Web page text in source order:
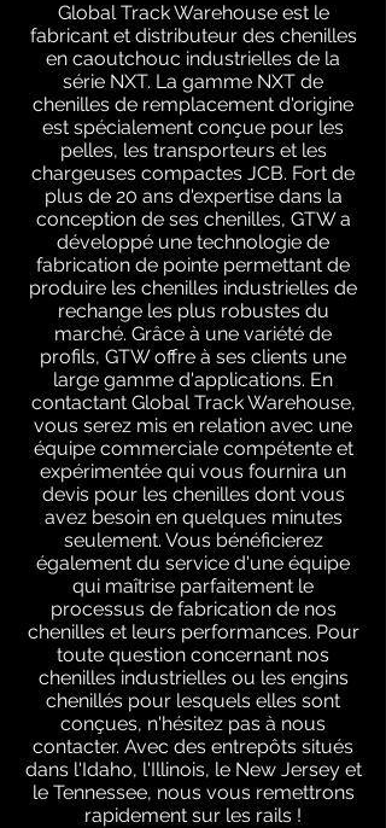
Global Track Warehouse est le
fabricant et distributeur des chenilles
en caoutchouc industrielles de la
série NXT. La gamme NXT de
chenilles de remplacement d'origine
est spécialement conçue pour les
pelles, les transporteurs et les
chargeuses compactes JCB. Fort de
plus de 20 ans d'expertise dans la
conception de ses chenilles, GTW a
développé une technologie de
fabrication de pointe permettant de
produire les chenilles industrielles de
rechange les plus robustes du
marché. Grâce à une variété de
profils, GTW offre à ses clients une
large gamme d'applications. En
contactant Global Track Warehouse,
vous serez mis en relation avec une
équipe commerciale compétente et
expérimentée qui vous fournira un
devis pour les chenilles dont vous
avez besoin en quelques minutes
seulement. Vous bénéficierez
également du service d'une équipe
qui maîtrise parfaitement le
processus de fabrication de nos
chenilles et leurs performances. Pour
toute question concernant nos
chenilles industrielles ou les engins
chenillés pour lesquels elles sont
conçues, n'hésitez pas à nous
contacter. Avec des entrepôts situés
dans l'Idaho, l'Illinois, le New Jersey et
le Tennessee, nous vous remettrons
rapidement sur les rails !